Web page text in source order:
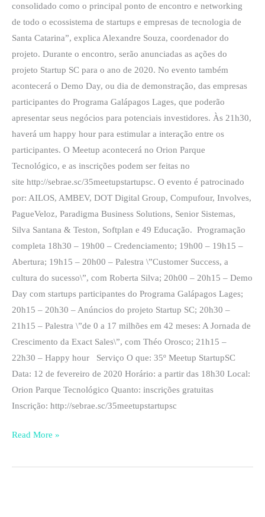
consolidado como o principal ponto de encontro e networking
de todo o ecossistema de startups e empresas de tecnologia de
Santa Catarina”, explica Alexandre Souza, coordenador do
projeto. Durante o encontro, serão anunciadas as ações do
projeto Startup SC para o ano de 2020. No evento também
acontecerá o Demo Day, ou dia de demonstração, das empresas
participantes do Programa Galápagos Lages, que poderão
apresentar seus negócios para potenciais investidores. Às 21h30,
haverá um happy hour para estimular a interação entre os
participantes. O Meetup acontecerá no Orion Parque
Tecnológico, e as inscrições podem ser feitas no
site http://sebrae.sc/35meetupstartupsc. O evento é patrocinado
por: AILOS, AMBEV, DOT Digital Group, Compufour, Involves,
PagueVeloz, Paradigma Business Solutions, Senior Sistemas,
Silva Santana & Teston, Softplan e 49 Educação. Programação
completa 18h30 – 19h00 – Credenciamento; 19h00 – 19h15 –
Abertura; 19h15 – 20h00 – Palestra \”Customer Success, a
cultura do sucesso\”, com Roberta Silva; 20h00 – 20h15 – Demo
Day com startups participantes do Programa Galápagos Lages;
20h15 – 20h30 – Anúncios do projeto Startup SC; 20h30 –
21h15 – Palestra \”de 0 a 17 milhões em 42 meses: A Jornada de
Crescimento da Exact Sales\”, com Théo Orosco; 21h15 –
22h30 – Happy hour Serviço O que: 35º Meetup StartupSC
Data: 12 de fevereiro de 2020 Horário: a partir das 18h30 Local:
Orion Parque Tecnológico Quanto: inscrições gratuitas
Inscrição: http://sebrae.sc/35meetupstartupsc
Read More »